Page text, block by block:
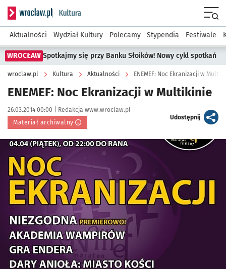
Serwis informacyjny wroclaw.pl podserwis: Kultura
Aktualności Wydział Kultury Polecamy Stypendia Festiwale
WROCŁAW Spotkajmy się przy Banku Słoików! Nowy cykl spotkań
wroclaw.pl Kultura Aktualności ENEMEF: Noc Ekranizacji w
ENEMEF: Noc Ekranizacji w Multikinie
Data publikacji:
26.03.2014 00:00 | Autor:
Redakcja www.wroclaw.pl
Materiał archiwalny
Udostępnijartykuł
Kliknij, aby powiększyć